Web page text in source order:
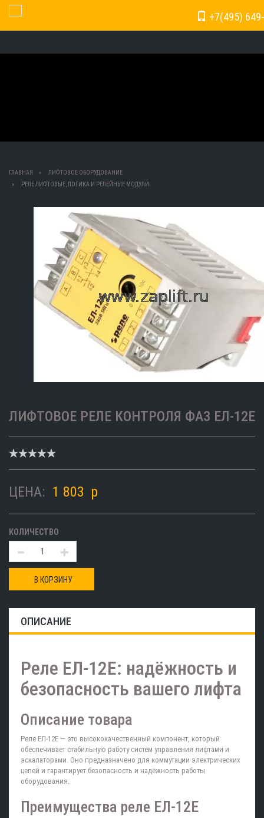
+7(495)
Toggle Navigation
ГЛАВНАЯ
ЛИФТОВОЕ ОБОРУДОВАНИЕ
РЕЛЕ ЛИФТОВЫЕ, ЛОГИКА И РЕЛЕЙНЫЕ МОДУЛИ
ЛИФТОВОЕ РЕЛЕ КОНТРОЛЯ ФАЗ ЕЛ-12E
ЦЕНА: 1 803 p
КОЛИЧЕСТВО
В КОРЗИНУ
ОПИСАНИЕ
Реле ЕЛ-12Е: надёжность и
безопасность вашего лифта
Описание товара
Реле ЕЛ-12Е — это высококачественный компонент, который
обеспечивает стабильную работу систем управления лифтами и
эскалаторами. Оно предназначено для коммутации электрических
цепей и гарантирует безопасность и надёжность работы
оборудования.
Преимущества реле ЕЛ-12Е